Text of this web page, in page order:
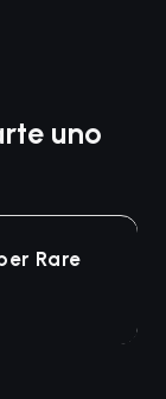
uno
Rare